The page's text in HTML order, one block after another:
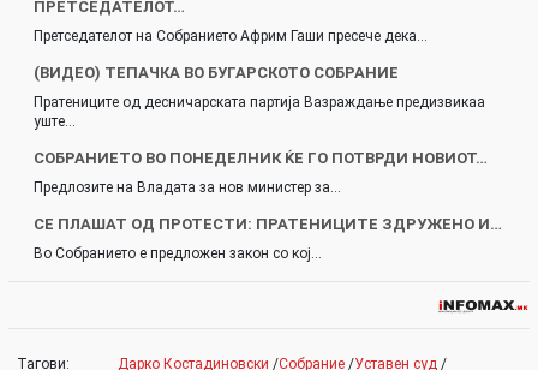
ПРЕТСЕДАТЕЛОТ…
Претседателот на Собранието Африм Гаши пресече дека…
(ВИДЕО) ТЕПАЧКА ВО БУГАРСКОТО СОБРАНИЕ
Пратениците од десничарската партија Вазраждање предизвикаа
уште…
СОБРАНИЕТО ВО ПОНЕДЕЛНИК ЌЕ ГО ПОТВРДИ НОВИОТ…
Предлозите на Владата за нов министер за…
СЕ ПЛАШАТ ОД ПРОТЕСТИ: ПРАТЕНИЦИТЕ ЗДРУЖЕНО И…
Во Собранието е предложен закон со кој…
Тагови: Дарко Костадиновски /Собрание /Уставен суд /